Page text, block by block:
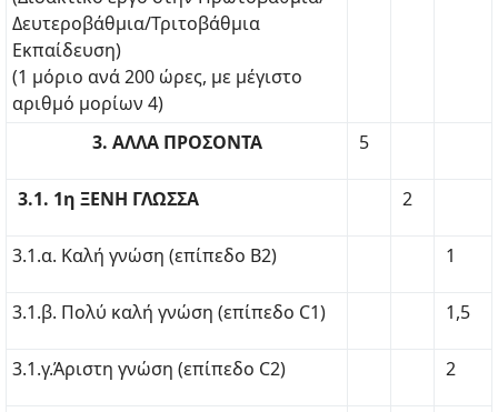
Δευτεροβάθμια/Τριτοβάθμια
Εκπαίδευση)
(1 μόριο ανά 200 ώρες, με μέγιστο
αριθμό μορίων 4)
3. ΑΛΛΑ ΠΡΟΣΟΝΤΑ 5
3.1. 1η ΞΕΝΗ ΓΛΩΣΣΑ 2
3.1.α. Καλή γνώση (επίπεδο Β2) 1
3.1.β. Πολύ καλή γνώση (επίπεδο C1) 1,5
3.1.γ.Άριστη γνώση (επίπεδο C2) 2